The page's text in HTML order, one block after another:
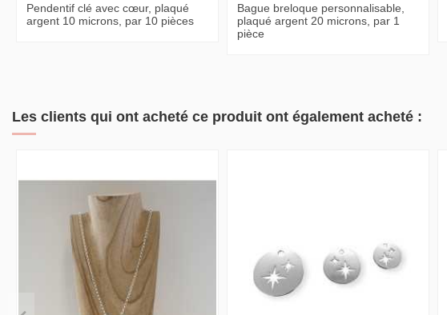
Pendentif clé avec cœur, plaqué
argent 10 microns, par 10 pièces
Bague breloque personnalisable,
plaqué argent 20 microns, par 1
pièce
Les clients qui ont acheté ce produit ont également acheté :